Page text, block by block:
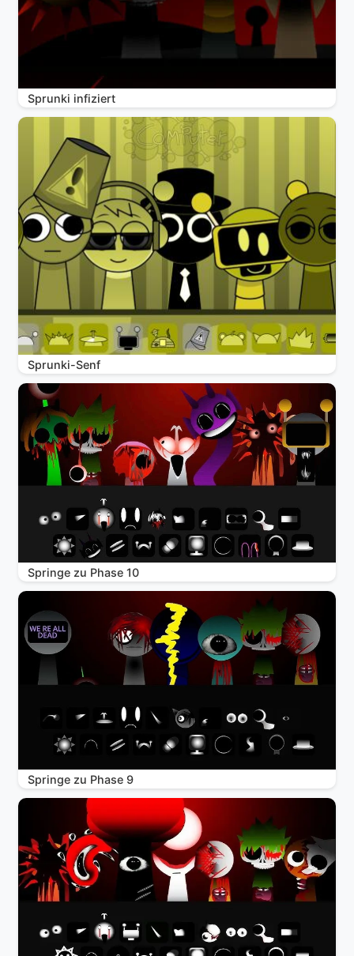
Sprunki infiziert
Sprunki-Senf
Springe zu Phase 10
Springe zu Phase 9